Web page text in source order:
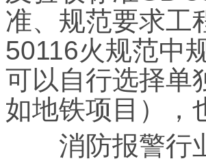
准、规范要求工
50116火规范中
可以自行选择单
如地铁项目），
消防报警行业